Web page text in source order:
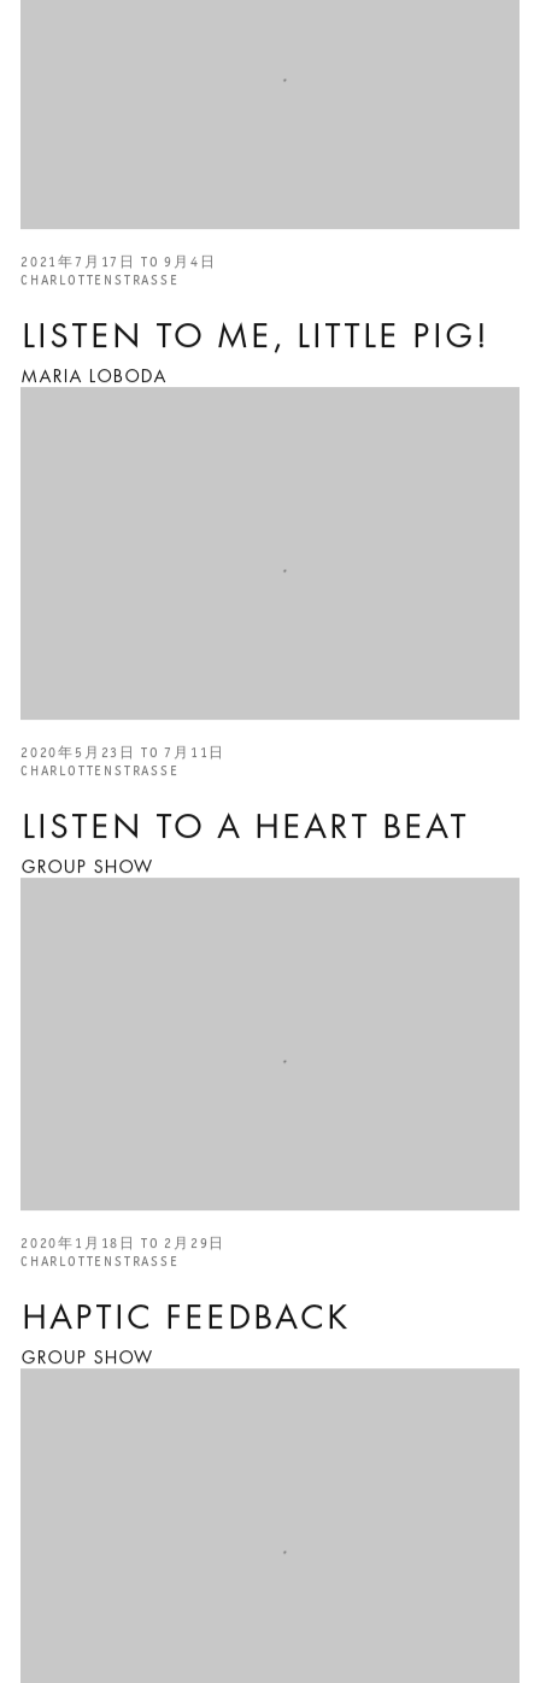
LISTEN TO ME, LITTLE PIG!
MARIA LOBODA
2021年7月17日 TO 9月4日
CHARLOTTENSTRASSE
LISTEN TO A HEART BEAT
GROUP SHOW
2020年5月23日 TO 7月11日
CHARLOTTENSTRASSE
HAPTIC FEEDBACK
GROUP SHOW
2020年1月18日 TO 2月29日
CHARLOTTENSTRASSE